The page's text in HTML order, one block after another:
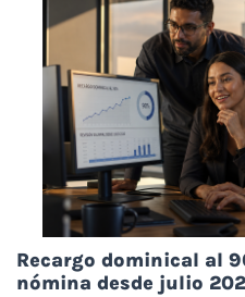
Recargo dominical al
nómina desde julio